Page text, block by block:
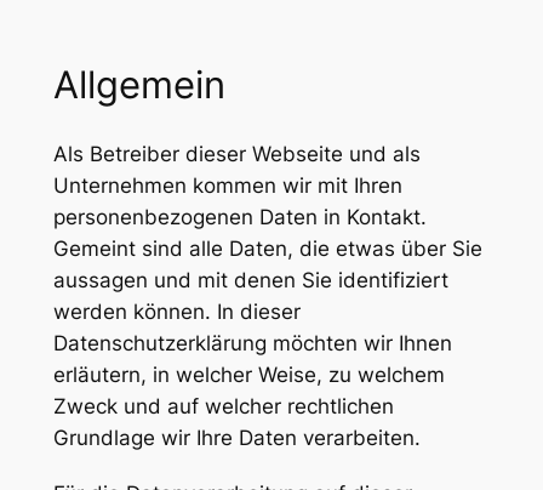
Allgemein
Als Betreiber dieser Webseite und als
Unternehmen kommen wir mit Ihren
personenbezogenen Daten in Kontakt.
Gemeint sind alle Daten, die etwas über Sie
aussagen und mit denen Sie identifiziert
werden können. In dieser
Datenschutzerklärung möchten wir Ihnen
erläutern, in welcher Weise, zu welchem
Zweck und auf welcher rechtlichen
Grundlage wir Ihre Daten verarbeiten.